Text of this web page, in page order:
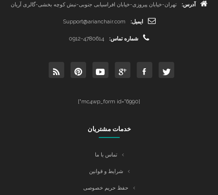
آدرس: تهران-خیابان پیروزی-خیابان افراسیابی جنوبی-نبش کوچه بخشی-گالری آریان
ایمیل: Support@arianchair.com
شماره تماس: 0912-4780614
[mc4wp_form id="6990"]
خدمات مشتریان
تماس با ما
شرایط و قوانین
حفظ حریم خصوصی